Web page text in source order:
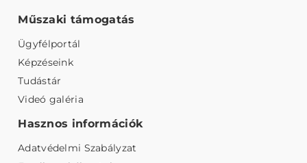
Műszaki támogatás
Ügyfélportál
Képzéseink
Tudástár
Videó galéria
Hasznos információk
Adatvédelmi Szabályzat